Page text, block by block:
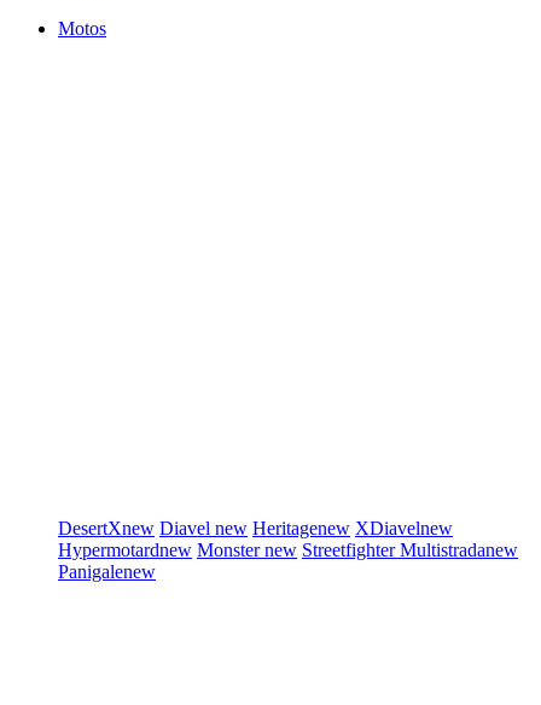
Motos
DesertXnew Diavel new Heritagenew XDiavelnew
Hypermotardnew Monsternew StreetfighterMultistradanew
Panigalenew